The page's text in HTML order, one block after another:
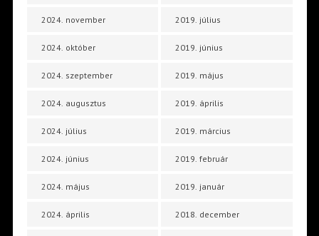
2024. november
2024. október
2024. szeptember
2024. augusztus
2024. július
2024. június
2024. május
2024. április
2019. július
2019. június
2019. május
2019. április
2019. március
2019. február
2019. január
2018. december